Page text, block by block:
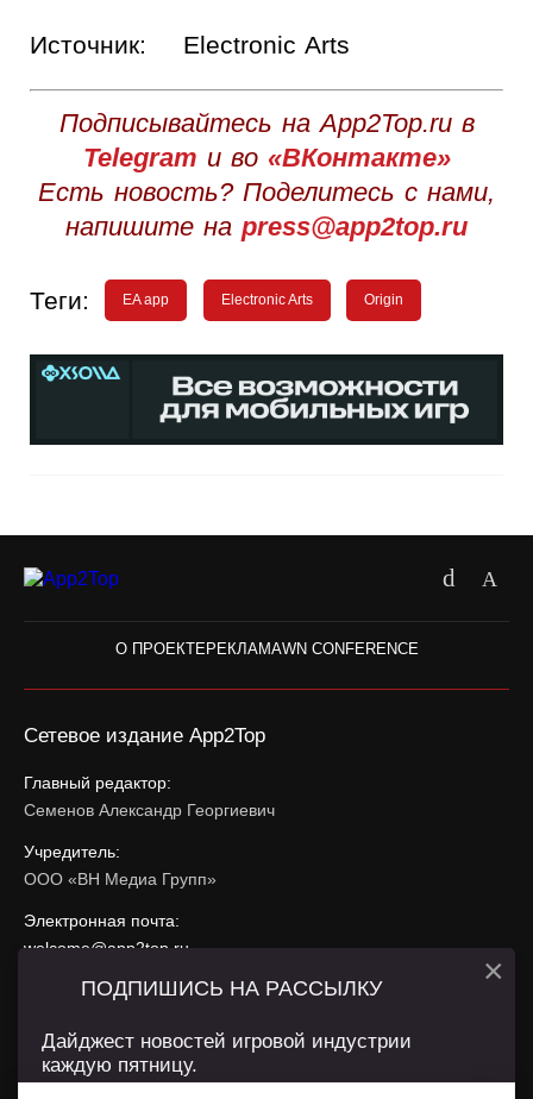
Источник: Electronic Arts
Подписывайтесь на App2Top.ru в
Telegram и во «ВКонтакте»
Есть новость? Поделитесь с нами,
напишите на press@app2top.ru
Теги: EA app Electronic Arts Origin
О ПРОЕКТЕРЕКЛАМАWN CONFERENCE
Сетевое издание App2Top
Главный редактор:
Семенов Александр Георгиевич
Учредитель:
ООО «ВН Медиа Групп»
Электронная почта:
welcome@app2top.ru
При использовании материалов активная ссылка на
Сайт использует IP адреса, cookie, данные геолокации
ПОДПИШИСЬ НА РАССЫЛКУ
Дайджест новостей игровой индустрии
каждую пятницу.
×